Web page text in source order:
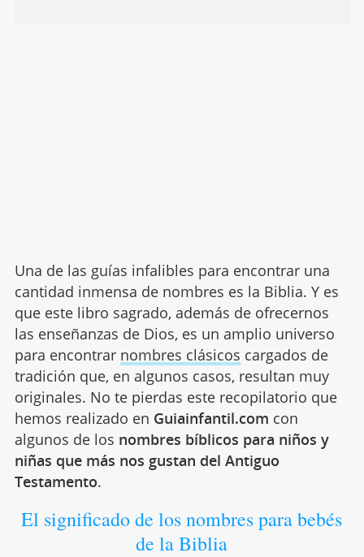
Una de las guías infalibles para encontrar una
cantidad inmensa de nombres es la Biblia. Y es
que este libro sagrado, además de ofrecernos
las enseñanzas de Dios, es un amplio universo
para encontrar nombres clásicos cargados de
tradición que, en algunos casos, resultan muy
originales. No te pierdas este recopilatorio que
hemos realizado en Guiainfantil.com con
algunos de los nombres bíblicos para niños y
niñas que más nos gustan del Antiguo
Testamento.
El significado de los nombres para bebés
de la Biblia